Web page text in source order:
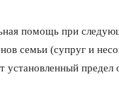
помощь при
семьи (супруг и
установленный предел